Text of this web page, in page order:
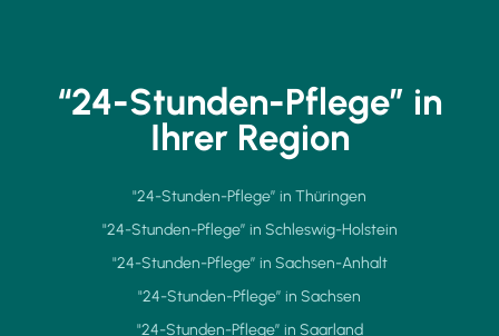
“24-Stunden-Pflege” in
Ihrer Region
"24-Stunden-Pflege” in Thüringen
"24-Stunden-Pflege” in Schleswig-Holstein
"24-Stunden-Pflege” in Sachsen-Anhalt
"24-Stunden-Pflege” in Sachsen
"24-Stunden-Pflege” in Saarland